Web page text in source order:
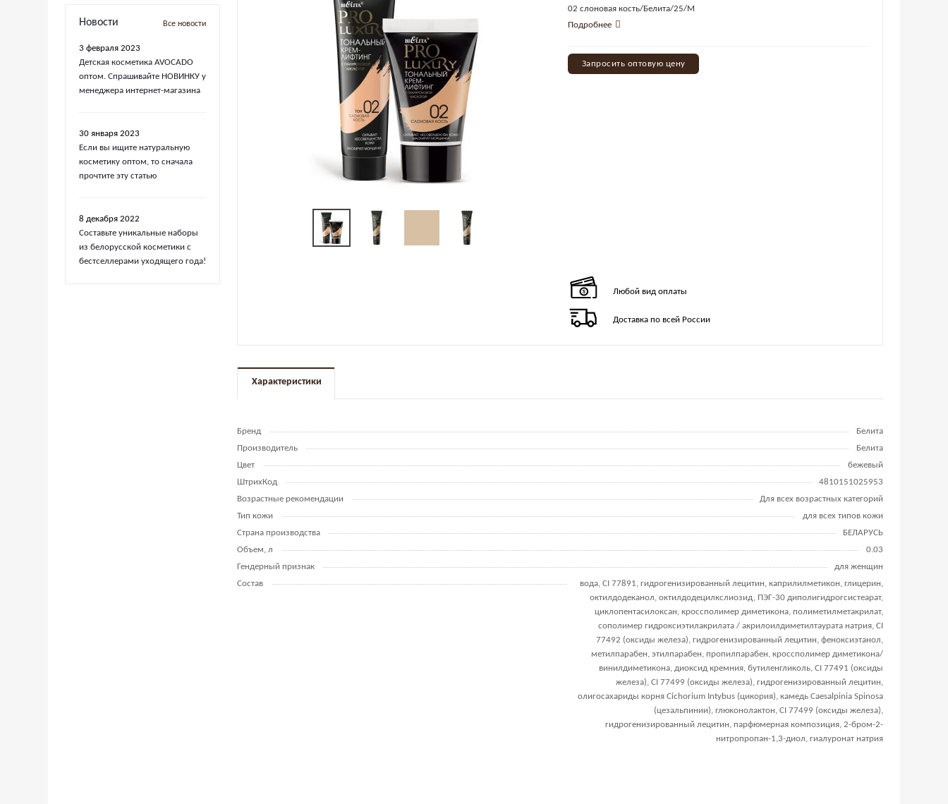
Новости Все новости
3 февраля 2023
Детская косметика AVOCADO
оптом. Спрашивайте НОВИНКУ у
менеджера интернет-магазина
30 января 2023
Если вы ищите натуральную
косметику оптом, то сначала
прочтите эту статью
8 декабря 2022
Составьте уникальные наборы
из белорусской косметики с
бестселлерами уходящего года!
02 слоновая кость/Белита/25/М
Подробнее
Запросить оптовую цену
Любой вид оплаты
Доставка по всей России
Характеристики
Бренд
Белита
Производитель
Белита
Цвет
бежевый
ШтрихКод
4810151025953
Возрастные рекомендации
Для всех возрастных категорий
Тип кожи
для всех типов кожи
Страна производства
БЕЛАРУСЬ
Объем, л
0.03
Гендерный признак
для женщин
Состав
вода, CI 77891, гидрогенизированный лецитин, каприлилметикон, глицерин,
октилдодеканол, октилдодецилкслиозид, ПЭГ-30 диполигидрогсистеарат,
циклопентасилоксан, кроссполимер диметикона, полиметилметакрилат,
сополимер гидроксиэтилакрилата / акрилоилдиметилтаурата натрия, CI
77492 (оксиды железа), гидрогенизированный лецитин, феноксиэтанол,
метилпарабен, этилпарабен, пропилпарабен, кроссполимер диметикона/
винилдиметикона, диоксид кремния, бутиленгликоль, CI 77491 (оксиды
железа), CI 77499 (оксиды железа), гидрогенизированный лецитин,
олигосахариды корня Cichorium Intybus (цикория), камедь Caesalpinia Spinosa
(цезальпинии), глюконолактон, CI 77499 (оксиды железа),
гидрогенизированный лецитин, парфюмерная композиция, 2-бром-2-
нитропропан-1,3-диол, гиалуронат натрия